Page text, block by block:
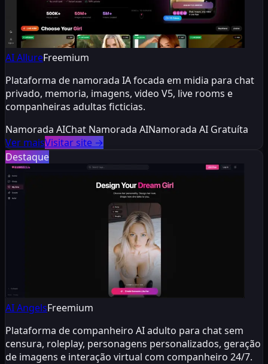
AI AllureFreemium
Plataforma de namorada IA focada em midia para chat
privado, memoria, imagens, video V5, live rooms e
companheiras adultas ficticias.
Namorada AIChat Namorada AINamorada AI Gratuíta
Ver maisVisitar site →
Destaque
AI AngelsFreemium
Plataforma de companheiro AI adulto para chat sem
censura, roleplay, personagens personalizados, geração
de imagens e interação virtual com companheiro 24/7.